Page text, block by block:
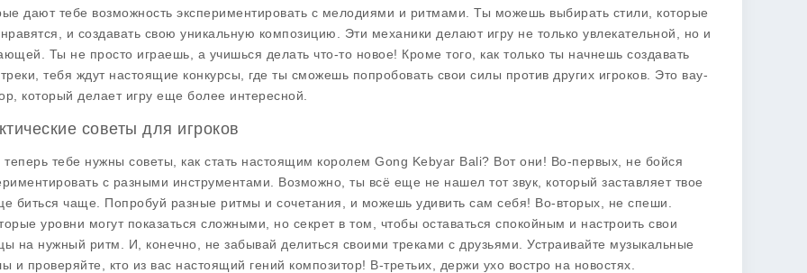
дают тебе возможность экспериментировать с мелодиями и ритмами. Ты можешь выбирать стили, которые
и создавать свою уникальную композицию. Эти механики делают игру не только увлекательной, но и
Ты не просто играешь, а учишься делать что-то новое! Кроме того, как только ты начнешь создавать
тебя ждут настоящие конкурсы, где ты сможешь попробовать свои силы против других игроков. Это вау-
который делает игру еще более интересной.
советы для игроков
теперь тебе нужны советы, как стать настоящим королем Gong Kebyar Bali? Вот они! Во-первых, не бойся
с разными инструментами. Возможно, ты всё еще не нашел тот звук, который заставляет твое
биться чаще. Попробуй разные ритмы и сочетания, и можешь удивить сам себя! Во-вторых, не спеши.
уровни могут показаться сложными, но секрет в том, чтобы оставаться спокойным и настроить свои
на нужный ритм. И, конечно, не забывай делиться своими треками с друзьями. Устраивайте музыкальные
и проверяйте, кто из вас настоящий гений композитор! В-третьих, держи ухо востро на новостях.